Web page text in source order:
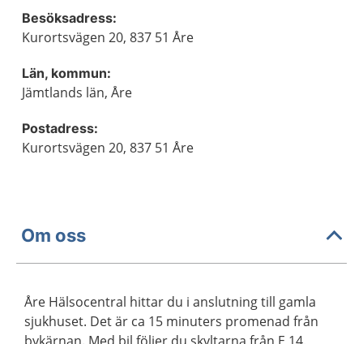
Besöksadress:
Kurortsvägen 20, 837 51 Åre
Län, kommun:
Jämtlands län, Åre
Postadress:
Kurortsvägen 20, 837 51 Åre
Om oss
Åre Hälsocentral hittar du i anslutning till gamla
sjukhuset. Det är ca 15 minuters promenad från